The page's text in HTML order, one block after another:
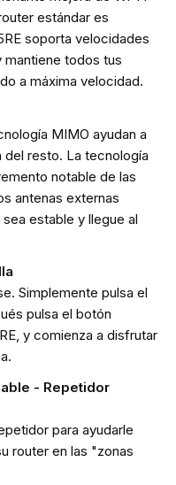
estándar es
soporta velocidades
mantiene todos tus
a máxima velocidad.
MIMO ayudan a
del resto. La tecnología
notable de las
antenas externas
estable y llegue al
Simplemente pulsa el
pulsa el botón
y comienza a disfrutar
- Repetidor
para ayudarle
router en las "zonas